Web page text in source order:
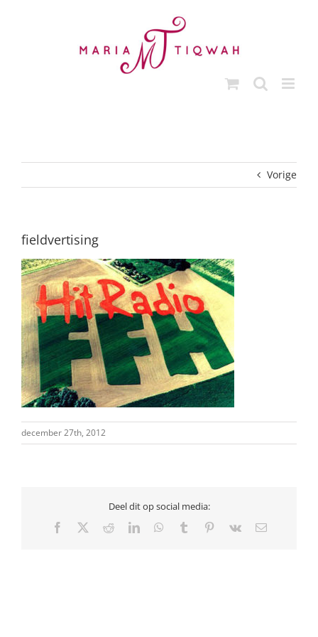
Vorige
fieldvertising
december 27th, 2012
Deel dit op social media:
Facebook RedditLinkedInWhatsApp
Tumblr Pinterest
Vk
E-